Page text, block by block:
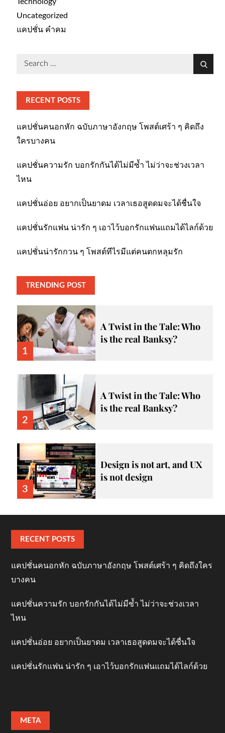
Uncategorized
แคปชั่น คำคม
Search
Search
RECENT POSTS
แคปชั่นคนอกหัก ฉบับภาษาอังกฤษ โพสต์เศร้า ๆ คิดถึง
ใครบางคน
แคปชั่นความรัก บอกรักกันได้ไม่มีซ้ำ ไม่ว่าจะช่วงเวลา
ไหน
แคปชั่นอ่อย อยากเป็นยาดม เวลาเธอสูดดมจะได้ชื่นใจ
แคปชั่นรักแฟน น่ารัก ๆ เอาไว้บอกรักแฟนแถมได้ไลก์ด้วย
แคปชั่นน่ารักกวน ๆ โพสต์ทีไรมีแต่คนตกหลุมรัก
TRENDING POST
A Twist in the Tale: Who
is the real Banksy?
1
A Twist in the Tale: Who
is the real Banksy?
2
Design is not art, and UX
is not design
3
RECENT POSTS
แคปชั่นคนอกหัก ฉบับภาษาอังกฤษ โพสต์เศร้า ๆ คิดถึงใคร
บางคน
แคปชั่นความรัก บอกรักกันได้ไม่มีซ้ำ ไม่ว่าจะช่วงเวลา
ไหน
แคปชั่นอ่อย อยากเป็นยาดม เวลาเธอสูดดมจะได้ชื่นใจ
แคปชั่นรักแฟน น่ารัก ๆ เอาไว้บอกรักแฟนแถมได้ไลก์ด้วย
META